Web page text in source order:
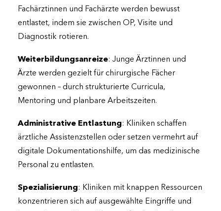
Fachärztinnen und Fachärzte werden bewusst
entlastet, indem sie zwischen OP, Visite und
Diagnostik rotieren.
Weiterbildungsanreize: Junge Ärztinnen und
Ärzte werden gezielt für chirurgische Fächer
gewonnen – durch strukturierte Curricula,
Mentoring und planbare Arbeitszeiten.
Administrative Entlastung: Kliniken schaffen
ärztliche Assistenzstellen oder setzen vermehrt auf
digitale Dokumentationshilfe, um das medizinische
Personal zu entlasten.
Spezialisierung: Kliniken mit knappen Ressourcen
konzentrieren sich auf ausgewählte Eingriffe und